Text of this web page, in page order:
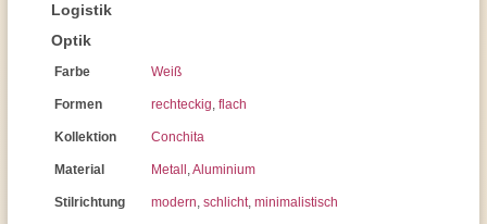
Logistik
Optik
Farbe Weiß
Formen rechteckig, flach
Kollektion Conchita
Material Metall ,Aluminium
Stilrichtung modern, schlicht, minimalistisch